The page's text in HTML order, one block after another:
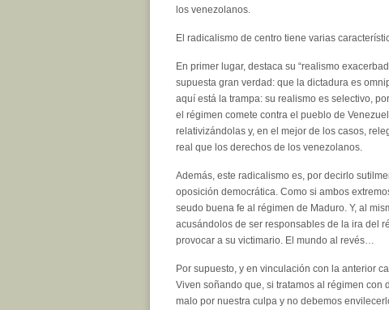
los venezolanos.
El radicalismo de centro tiene varias
En primer lugar, destaca su “realismo
supuesta gran verdad: que la dictadura es
aquí está la trampa: su realismo es selectivo,
el régimen comete contra el pueblo de
relativizándolas y, en el mejor de los casos,
real que los derechos de los venezolanos.
Además, este radicalismo es, por decirlo
oposición democrática. Como si ambos
seudo buena fe al régimen de Maduro. Y, al
acusándolos de ser responsables de la ira del
provocar a su victimario. El mundo al revés…
Por supuesto, y en vinculación con la anterior
Viven soñando que, si tratamos al régimen con
malo por nuestra culpa y no debemos